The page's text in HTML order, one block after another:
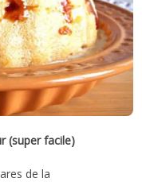
(super facile)
de la